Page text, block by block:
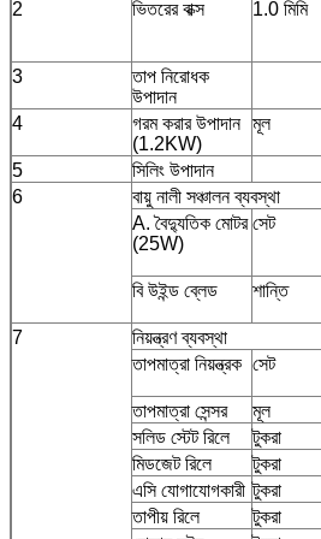
2 ভিতরের বাক্স 1.0 মিমি
3
তাপ নিরোধক
উপাদান
4
গরম করার উপাদান
(1.2KW)
মূল
5
সিলিং উপাদান
6
বায়ু নালী সঞ্চালন ব্যবস্থা
A. বৈদ্যুতিক মোটর
(25W)
সেট
বি উইন্ড ব্লেড
শান্তি
7
নিয়ন্ত্রণ ব্যবস্থা
তাপমাত্রা নিয়ন্ত্রক সেট
তাপমাত্রা সেন্সর
মূল
সলিড স্টেট রিলে
টুকরা
মিডজেট রিলে
টুকরা
এসি যোগাযোগকারী টুকরা
তাপীয় রিলে
টুকরা